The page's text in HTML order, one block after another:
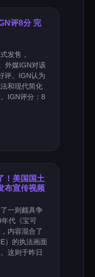
评8分 完
发售，
外媒IGN对该
评。IGN认为
和现代简化
IGN评分：8
！美国国土
布宣传视频
一则颇具争
代《宝可
内容混合了
）的执法画面
这则于昨日